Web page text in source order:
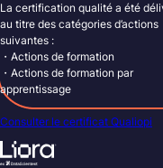
La certification qualité a été
au titre des catégories d’actions
suivantes :
・Actions de formation
・Actions de formation par
apprentissage
Consulter le certificat Qualiopi